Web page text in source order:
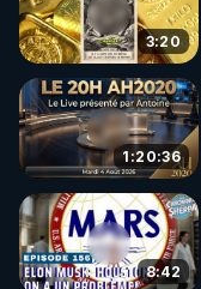
3:20
1:20:36
8:42